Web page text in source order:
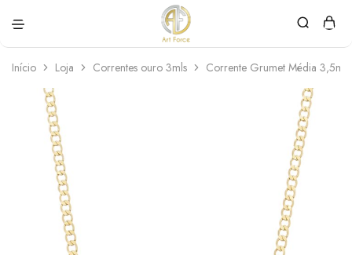
Force
personalizadas
Início Loja Correntes ouro 3mls Corrente Grumet Média